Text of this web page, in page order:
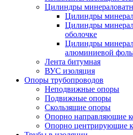
Цилиндры
Цилиндры
Цилиндры
оболочке
Цилиндры
алюминиевой
Лента битумная
ВУС изоляция
Опоры трубопроводов
Неподвижные опоры
Подвижные опоры
Скользящие опоры
Опорно направляющие
Опорно центрирующие